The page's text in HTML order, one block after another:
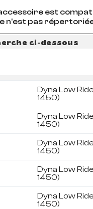
est
n'est pas
ci-dessous
Dyna Low
1450)
Dyna Low
1450)
Dyna Low
1450)
Dyna Low
1450)
Dyna Low
1450)